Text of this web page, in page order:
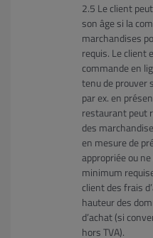
Le client
son âge si la
marchandises
requis. Le client
commande en
tenu de prouver
par ex. en
restaurant peut
des
en mesure de
appropriée ou
minimum
client des frais
hauteur des
d’achat (si
hors TVA).